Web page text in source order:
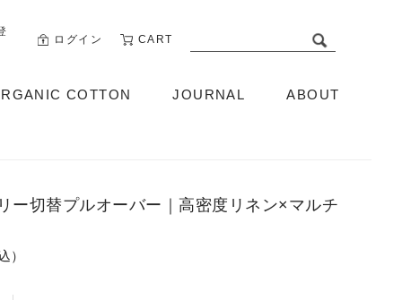
ログイン CART
COTTON JOURNAL ABOUT
ー切替プルオーバー｜高密度リネン×マルチ
）